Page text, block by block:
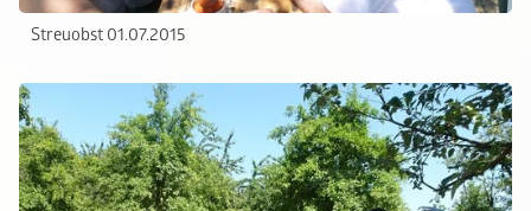
Streuobst 01.07.2015